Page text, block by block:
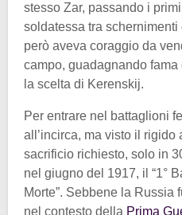
stesso Zar, passando i
soldatessa tra
però aveva coraggio da
campo, guadagnando
la scelta di Kerenskij.
Per entrare nel battaglioni
all’incirca, ma visto il rigido
sacrificio richiesto, solo in
nel giugno del 1917, il “1°
Morte”. Sebbene la Russia
nel contesto della Prima